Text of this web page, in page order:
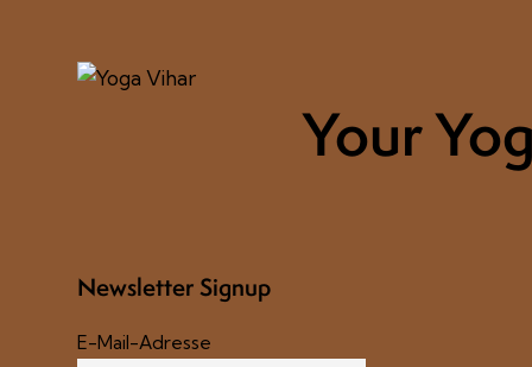
Your
Newsletter Signup
E-Mail-Adresse